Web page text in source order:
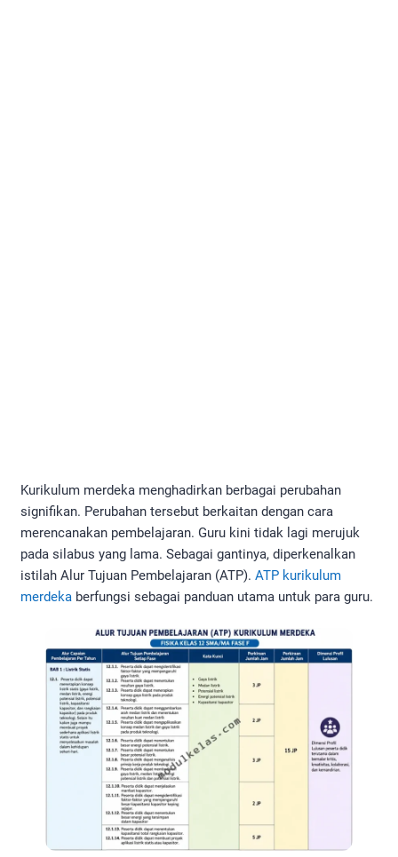
Kurikulum merdeka menghadirkan berbagai perubahan
signifikan. Perubahan tersebut berkaitan dengan cara
merencanakan pembelajaran. Guru kini tidak lagi merujuk
pada silabus yang lama. Sebagai gantinya, diperkenalkan
istilah Alur Tujuan Pembelajaran (ATP). ATP kurikulum
merdeka berfungsi sebagai panduan utama untuk para guru.